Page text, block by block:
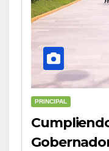
PRINCIPAL